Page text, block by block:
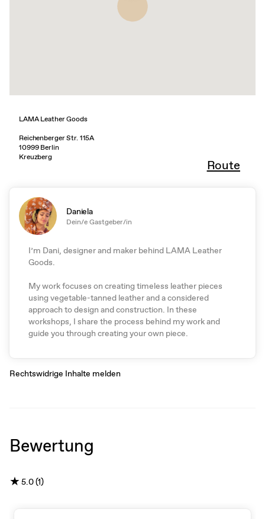
LAMA Leather Goods
Reichenberger Str. 115A
10999 Berlin
Kreuzberg
Route
Daniela
Dein/e Gastgeber/in
I’m Dani, designer and maker behind LAMA Leather
Goods.
My work focuses on creating timeless leather pieces
using vegetable-tanned leather and a considered
approach to design and construction. In these
workshops, I share the process behind my work and
guide you through creating your own piece.
Rechtswidrige Inhalte melden
Bewertung
★5.0 (1)